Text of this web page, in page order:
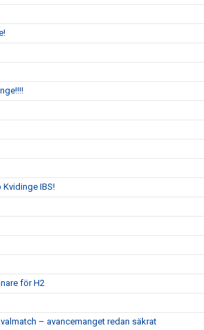
IBS!
för H2
– avancemanget redan säkrat